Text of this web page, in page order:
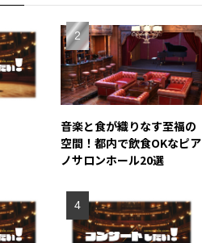
音楽と食が織りなす至福の
空間！都内で飲食OKなピア
ノサロンホール20選